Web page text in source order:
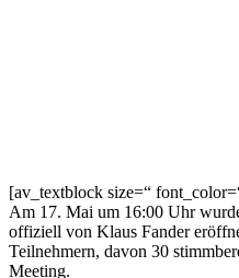
[av_textblock size=“
Am 17. Mai um 16:00 Uhr
offiziell von Klaus Fander
Teilnehmern, davon 30
Meeting.